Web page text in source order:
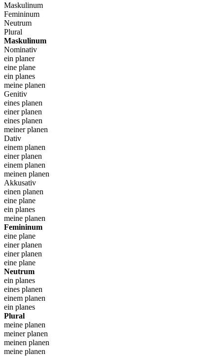
Maskulinum
Femininum
Neutrum
Plural
Maskulinum
Nominativ
ein planer
eine plane
ein planes
meine planen
Genitiv
eines planen
einer planen
eines planen
meiner planen
Dativ
einem planen
einer planen
einem planen
meinen planen
Akkusativ
einen planen
eine plane
ein planes
meine planen
Femininum
eine plane
einer planen
einer planen
eine plane
Neutrum
ein planes
eines planen
einem planen
ein planes
Plural
meine planen
meiner planen
meinen planen
meine planen